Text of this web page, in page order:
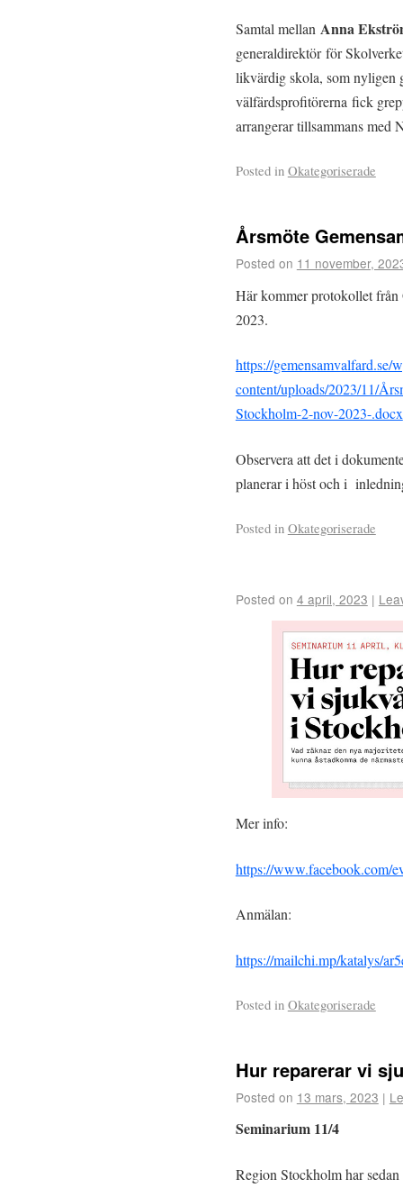
Samtal mellan Anna
generaldirektör för
likvärdig skola, som nyligen
välfärdsprofitörerna fick
arrangerar tillsammans med
Posted in Okategoriserade
Årsmöte
Posted on 11 november,
Här kommer protokollet från
2023.
https://gemensamvalfard.se/
content/uploads/2023/11/
Stockholm-2-nov-2023-.docx
Observera att det i
planerar i höst och i
Posted in Okategoriserade
Posted on 4 april, 2023 |
Mer info:
https://www.facebook.com/
Anmälan:
https://mailchi.mp/katalys/
Posted in Okategoriserade
Hur reparerar vi
Posted on 13 mars, 2023 |
Seminarium 11/4
Region Stockholm har